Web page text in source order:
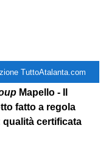
TuttoAtalanta.com
Mapello - Il
fatto a regola
qualità certificata